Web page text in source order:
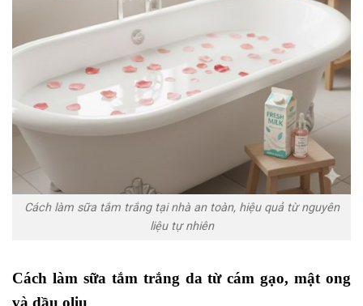
Cách làm sữa tắm trắng tại nhà an toàn, hiệu quả từ nguyên
liệu tự nhiên
Cách làm sữa tắm trắng da từ cám gạo, mật ong
và dầu oliu